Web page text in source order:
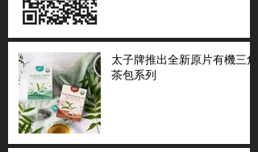
太子牌推出全新原片有機三角
茶包系列